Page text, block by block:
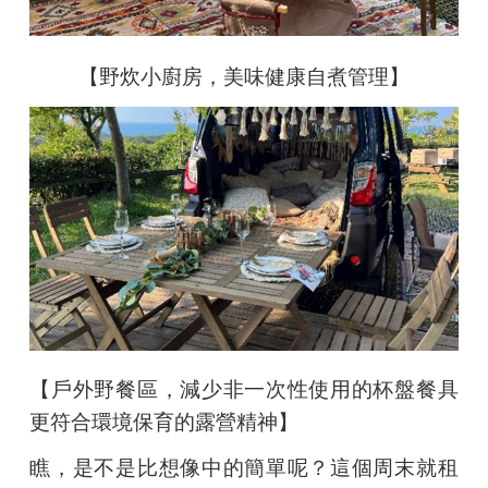
【野炊小廚房，美味健康自煮管理】
【戶外野餐區，減少非一次性使用的杯盤餐具
更符合環境保育的露營精神】
瞧，是不是比想像中的簡單呢？這個周末就租